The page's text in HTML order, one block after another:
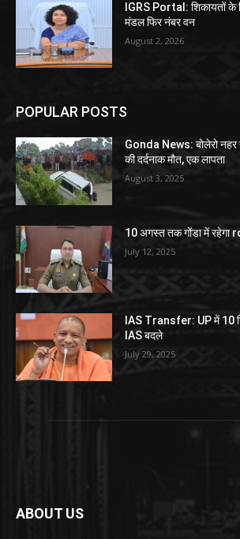
IGRS Portal: शिकायतों के
मंडल फिर नंबर वन
August 2, 2026
POPULAR POSTS
Gonda News: बोलेरो नहर
की दर्दनाक मौत, एक लापता
August 3, 2025
10 अगस्त तक गोंडा में
July 12, 2025
IAS Transfer: UP में 10
IAS बदले
July 29, 2025
ABOUT US